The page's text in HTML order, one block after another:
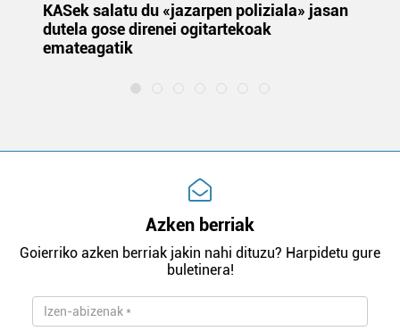
KASek salatu du «jazarpen poliziala» jasan
dutela gose direnei ogitartekoak
emateagatik
Azken berriak
Goierriko azken berriak jakin nahi dituzu? Harpidetu gure
buletinera!